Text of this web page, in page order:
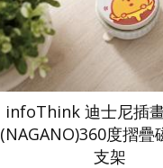
infoThink 迪士尼插
(NAGANO)360度摺疊
支架